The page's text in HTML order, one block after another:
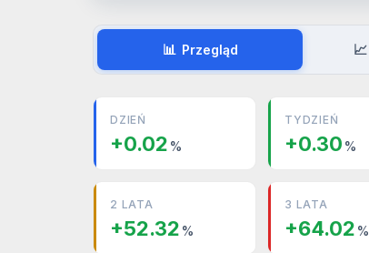
📊 Przegląd 📈
DZIEŃ
+0.02 %
TYDZIEŃ
+0.30 %
2 LATA
+52.32 %
3 LATA
+64.02 %